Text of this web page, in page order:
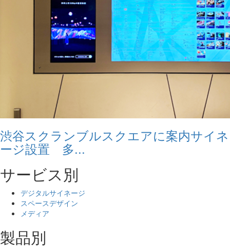
渋谷スクランブルスクエアに案内サイネ
ージ設置 多...
サービス別
デジタルサイネージ
スペースデザイン
メディア
製品別